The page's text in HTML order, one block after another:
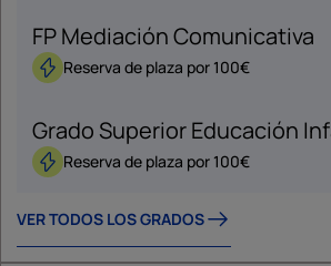
FP Mediación Comunicativa
Reserva de plaza por 100€
Grado Superior Educación
Reserva de plaza por 100€
VER TODOS LOS GRADOS